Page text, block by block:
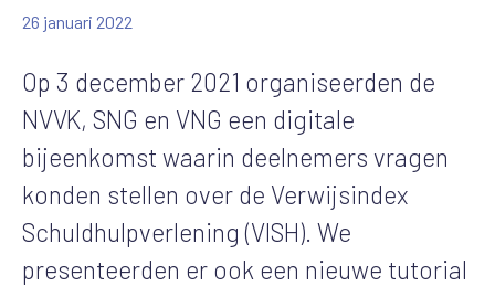
26 januari 2022
Op 3 december 2021 organiseerden de
NVVK, SNG en VNG een digitale
bijeenkomst waarin deelnemers vragen
konden stellen over de Verwijsindex
Schuldhulpverlening (VISH). We
presenteerden er ook een nieuwe tutorial